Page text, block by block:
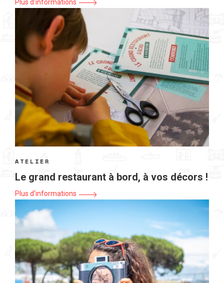
Plus d'informations
ATELIER
Le grand restaurant à bord, à vos décors !
Plus d'informations